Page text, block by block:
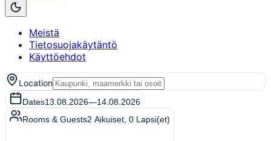
Meistä
Tietosuojakäytäntö
Käyttöehdot
Location
Dates13.08.2026—14.08.2026
Rooms & Guests2 Aikuiset 0 Lapsi(et)